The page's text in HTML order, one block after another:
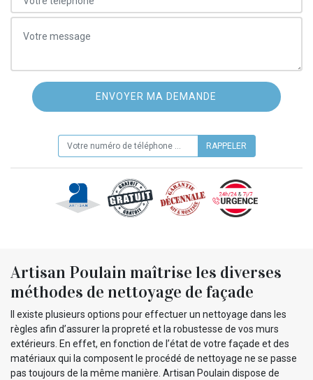
Artisan Poulain maîtrise les diverses
méthodes de nettoyage de façade
Il existe plusieurs options pour effectuer un nettoyage dans les
règles afin d’assurer la propreté et la robustesse de vos murs
extérieurs. En effet, en fonction de l’état de votre façade et des
matériaux qui la composent le procédé de nettoyage ne se passe
pas toujours de la même manière. Artisan Poulain dispose de